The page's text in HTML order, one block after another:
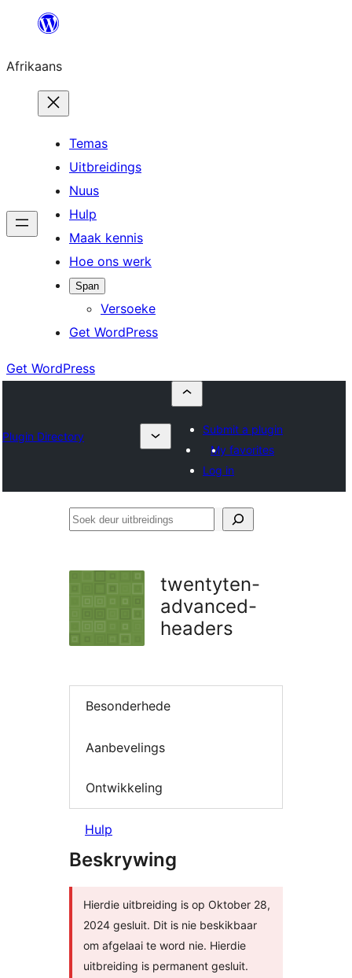
content
Afrikaans
Temas
Uitbreidings
Nuus
Hulp
Maak kennis
Hoe ons werk
Span
Versoeke
Get WordPress
Get WordPress
Plugin Directory
Submit a plugin
My favorites
Log in
Soek
twentyten-
advanced-
headers
Besonderhede
Aanbevelings
Ontwikkeling
Hulp
Beskrywing
Hierdie uitbreiding is op Oktober 28,
2024 gesluit. Dit is nie beskikbaar
om afgelaai te word nie. Hierdie
uitbreiding is permanent gesluit.